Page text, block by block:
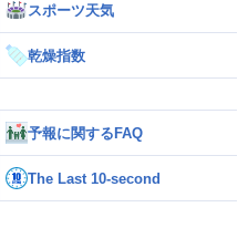
スポーツ天気
乾燥指数
予報に関するFAQ
The Last 10-second